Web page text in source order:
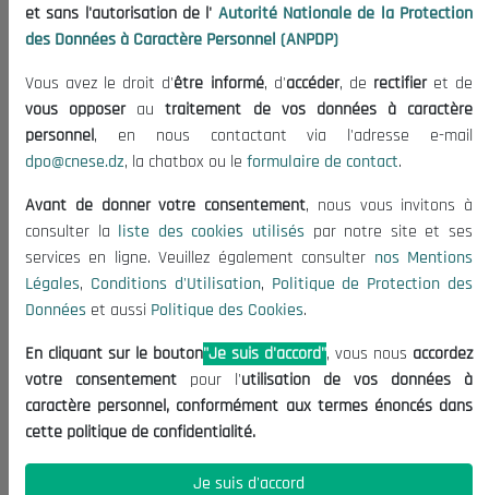
Organisation
Publications
Informations utiles
Appels d'offres et Consultations
Mentions Légales
Conditions d'Utilisation
Politique de Protection des Données
Politique des Cookies
Nous Contacter
(+213) 021 98 01 00|01|02
contact@cnese.dz
Suggestions ou Initiatives ?
Newsletter
dernières nouvelles.
et sans l'autorisation de l' Autorité Nationale de la Protection
des Données à Caractère Personnel (ANPDP)
Vous avez le droit d'être informé, d'accéder, de rectifieret de
vous opposerautraitement de vos données à caractère
personnel, en nous contactant via l'adresse e-mail
dpo@cnese.dz, la chatbox ou le formulaire de contact.
Avant de donner votre consentement, nous vous invitons à
consulter la liste des cookies utilisés par notre site et ses
services en ligne. Veuillez également consulter nos Mentions
Légales, Conditions d'Utilisation, Politique de Protection des
Données et aussi Politique des Cookies.
En cliquant sur le bouton"Je suis d'accord", vous nous accordez
votre consentement pour l'utilisation de vos données à
caractère personnel, conformément aux termes énoncés dans
cette politique de confidentialité.
Je suis d'accord